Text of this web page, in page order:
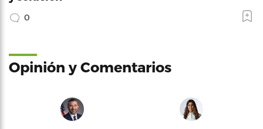
0
Opinión y Comentarios